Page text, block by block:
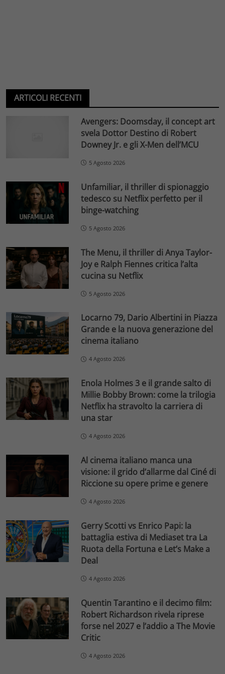
ARTICOLI RECENTI
Avengers: Doomsday, il concept art
svela Dottor Destino di Robert
Downey Jr. e gli X-Men dell’MCU
5 Agosto 2026
Unfamiliar, il thriller di spionaggio
tedesco su Netflix perfetto per il
binge-watching
5 Agosto 2026
The Menu, il thriller di Anya Taylor-
Joy e Ralph Fiennes critica l’alta
cucina su Netflix
5 Agosto 2026
Locarno 79, Dario Albertini in Piazza
Grande e la nuova generazione del
cinema italiano
4 Agosto 2026
Enola Holmes 3 e il grande salto di
Millie Bobby Brown: come la trilogia
Netflix ha stravolto la carriera di
una star
4 Agosto 2026
Al cinema italiano manca una
visione: il grido d’allarme dal Ciné di
Riccione su opere prime e genere
4 Agosto 2026
Gerry Scotti vs Enrico Papi: la
battaglia estiva di Mediaset tra La
Ruota della Fortuna e Let’s Make a
Deal
4 Agosto 2026
Quentin Tarantino e il decimo film:
Robert Richardson rivela riprese
forse nel 2027 e l’addio a The Movie
Critic
4 Agosto 2026